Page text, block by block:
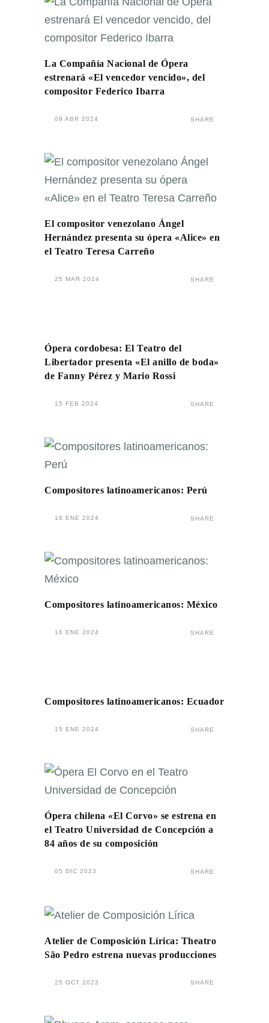
La Compañía Nacional de Ópera
estrenará «El vencedor vencido», del
compositor Federico Ibarra
09 ABR 2024 SHARE
El compositor venezolano Ángel
Hernández presenta su ópera «Alice» en
el Teatro Teresa Carreño
25 MAR 2024 SHARE
Ópera cordobesa: El Teatro del
Libertador presenta «El anillo de boda»
de Fanny Pérez y Mario Rossi
15 FEB 2024 SHARE
Compositores latinoamericanos: Perú
18 ENE 2024 SHARE
Compositores latinoamericanos: México
16 ENE 2024 SHARE
Compositores latinoamericanos: Ecuador
15 ENE 2024 SHARE
Ópera chilena «El Corvo» se estrena en
el Teatro Universidad de Concepción a
84 años de su composición
05 DIC 2023 SHARE
Atelier de Composición Lírica: Theatro
São Pedro estrena nuevas producciones
25 OCT 2023 SHARE